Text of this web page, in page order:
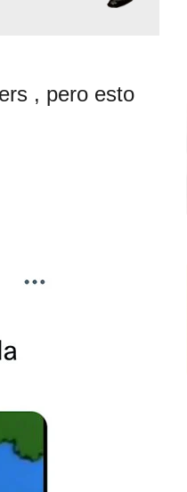
, pero esto